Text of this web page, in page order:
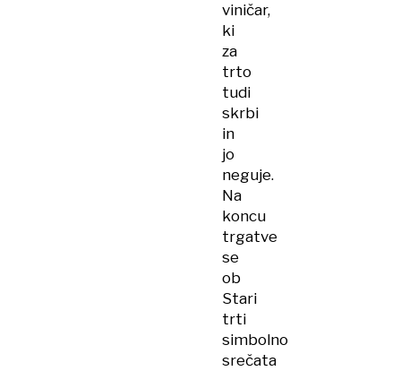
viničar,
ki
za
trto
tudi
skrbi
in
jo
neguje.
Na
koncu
trgatve
se
ob
Stari
trti
simbolno
srečata